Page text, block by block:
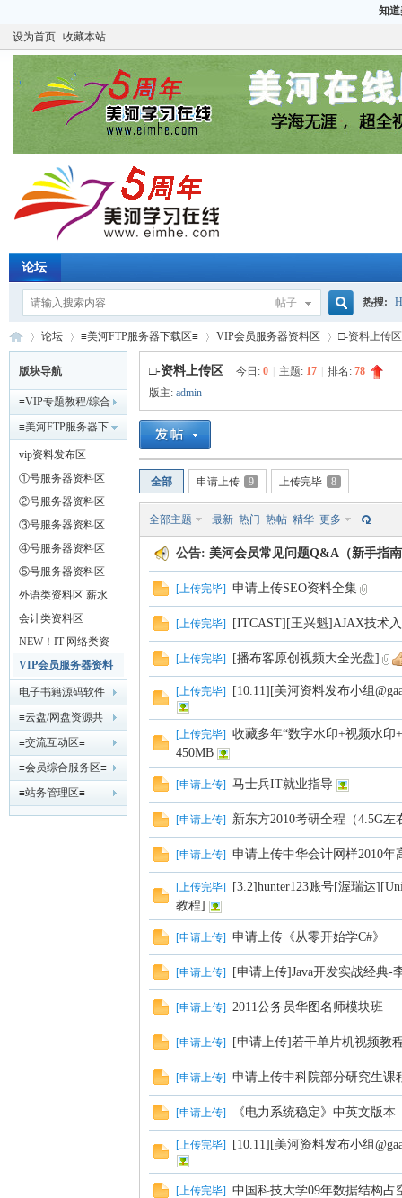
知
设为首页 收藏本站
论坛
帖子
搜
热搜:
CCIE
美
河
学
»
论坛
›
≡美河FTP服务器下载区≡
›
VIP会员服务器资料区
›
□-资料上传区
版块导航
≡VIP专题教程/综合
教程发布区≡
≡美河FTP服务器下
载区≡
vip资料发布区
①号服务器资料区
②号服务器资料区
③号服务器资料区
④号服务器资料区
⑤号服务器资料区
外语类资料区 薪水
领多少？看你英语有
多好！
会计类资料区
NEW！IT 网络类资
料区
VIP会员服务器资料
区
电子书籍源码软件
工具 网盘下载区
≡云盘/网盘资源共
享区≡
≡交流互动区≡
≡会员综合服务区≡
≡站务管理区≡
□-资料上传区 今日: 0 主题: 17 排名: 78
版主: admin
全部 申请上传 9 上传完毕 8
全部主题 最新 热门 热帖 精华 更多
公告: 美河会员常见问题Q&A（新手指
[上传完毕] 申请上传SEO资料全集
[上传完毕] [ITCAST][王兴魁]AJAX技术
[上传完毕] [播布客原创视频大全光盘]
[上传完毕] [10.11][美河资料发布小组
[上传完毕] 收藏多年“数字水印+视频水印
450MB
[申请上传] 马士兵IT就业指导
[申请上传] 新东方2010考研全程（4.5G左
[申请上传] 申请上传中华会计网样2010年
[上传完毕]
[3.2]hunter123账号[渥瑞达
教程]
[申请上传] 申请上传《从零开始学C#》
[申请上传] [申请上传]Java开发实战经典-
[申请上传] 2011公务员华图名师模块班
[申请上传] [申请上传]若干单片机视频教
[申请上传] 申请上传中科院部分研究生课
[申请上传] 《电力系统稳定》中英文版本
[上传完毕] [10.11][美河资料发布小组
[上传完毕] 中国科技大学09年数据结构占